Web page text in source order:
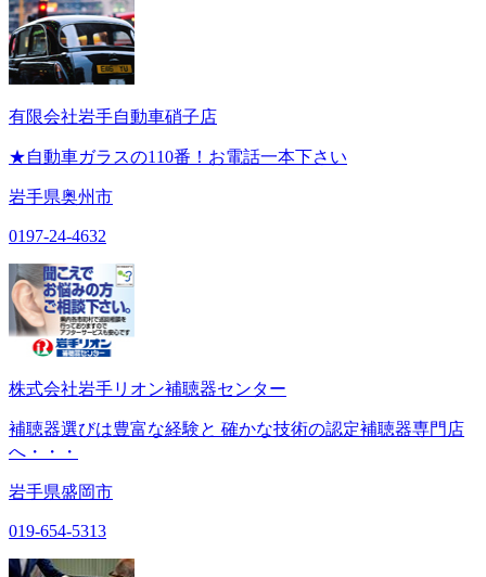
有限会社岩手自動車硝子店
★自動車ガラスの110番！お電話一本下さい
岩手県奥州市
0197-24-4632
株式会社岩手リオン補聴器センター
補聴器選びは豊富な経験と 確かな技術の認定補聴器専門店
へ・・・
岩手県盛岡市
019-654-5313